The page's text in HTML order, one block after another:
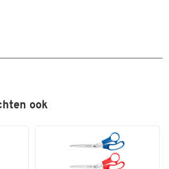
van nieuwe vezels per doos
ook